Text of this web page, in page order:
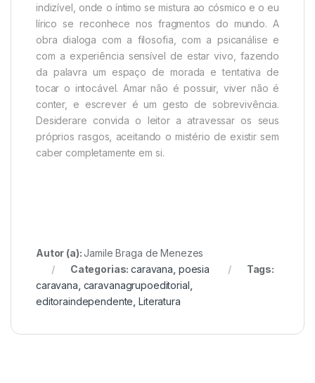
indizível, onde o íntimo se mistura ao cósmico e o eu
lírico se reconhece nos fragmentos do mundo. A
obra dialoga com a filosofia, com a psicanálise e
com a experiência sensível de estar vivo, fazendo
da palavra um espaço de morada e tentativa de
tocar o intocável. Amar não é possuir, viver não é
conter, e escrever é um gesto de sobrevivência.
Desiderare convida o leitor a atravessar os seus
próprios rasgos, aceitando o mistério de existir sem
caber completamente em si.
Autor (a):Jamile Braga de Menezes
Categorias:caravana poesia
Tags:
caravana caravanagrupoeditorial
editoraindependente ,Literatura